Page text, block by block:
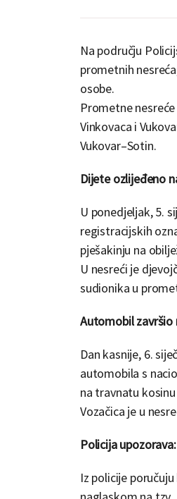
Na području
prometnih
osobe.
Prometne
Vinkovaca i
Vukovar–Sotin.
Dijete ozlijeđeno
U ponedjeljak, 5.
registracijskih
pješakinju na
U nesreći je
sudionika u
Automobil završio
Dan kasnije, 6.
automobila s
na travnatu
Vozačica je u
Policija
Iz policije